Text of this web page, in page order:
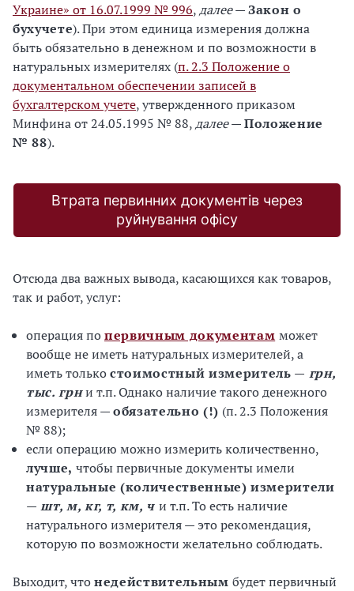
Украине» от 16.07.1999 № 996,далее—Закон о
бухучете). При этом единица измерения должна
быть обязательно в денежном и по возможности в
натуральных измерителях (п. 2.3 Положение о
документальном обеспечении записей в
бухгалтерском учете, утвержденного приказом
Минфина от 24.05.1995 № 88,далее—Положение
№ 88).
Втрата первинних документів через
руйнування офісу
Отсюда два важных вывода, касающихся как товаров,
так и работ, услуг:
операция попервичным документам может
вообще не иметь натуральных измерителей, а
иметь толькостоимостный измеритель — грн,
тыс. грни т.п. Однако наличие такого денежного
измерителя —обязательно (!) (п. 2.3 Положения
№ 88);
если операцию можно измерить количественно,
лучше, чтобы первичные документы имели
натуральные (количественные) измерители
—шт, м, кг, т, км, ч и т.п. То есть наличие
натурального измерителя — это рекомендация,
которую по возможности желательно соблюдать.
Выходит, чтонедействительным будет первичный